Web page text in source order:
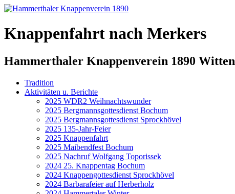
Knappenfahrt nach Merkers
Hammerthaler Knappenverein 1890 Witten
Tradition
Aktivitäten u. Berichte
2025 WDR2 Weihnachtswunder
2025 Bergmannsgottesdienst Bochum
2025 Bergmannsgottesdienst Sprockhövel
2025 135-Jahr-Feier
2025 Knappenfahrt
2025 Maibendfest Bochum
2025 Nachruf Wolfgang Toporissek
2024 25. Knappentag Bochum
2024 Knappengottesdienst Sprockhövel
2024 Barbarafeier auf Herberholz